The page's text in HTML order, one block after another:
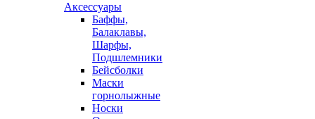
Аксессуары
Баффы,
Балаклавы,
Шарфы,
Подшлемники
Бейсболки
Маски
горнолыжные
Носки